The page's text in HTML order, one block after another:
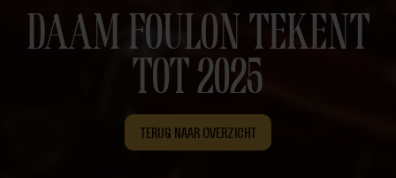
DAAM FOULON TEKENT
TOT 2025
TERUG NAAR OVERZICHT